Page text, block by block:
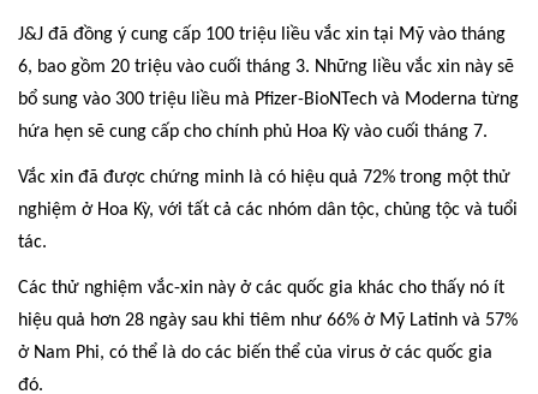
J&J đã đồng ý cung cấp 100 triệu liều vắc xin tại Mỹ vào tháng
6, bao gồm 20 triệu vào cuối tháng 3. Những liều vắc xin này sẽ
bổ sung vào 300 triệu liều mà Pfizer-BioNTech và Moderna từng
hứa hẹn sẽ cung cấp cho chính phủ Hoa Kỳ vào cuối tháng 7.
Vắc xin đã được chứng minh là có hiệu quả 72% trong một thử
nghiệm ở Hoa Kỳ, với tất cả các nhóm dân tộc, chủng tộc và tuổi
tác.
Các thử nghiệm vắc-xin này ở các quốc gia khác cho thấy nó ít
hiệu quả hơn 28 ngày sau khi tiêm như 66% ở Mỹ Latinh và 57%
ở Nam Phi, có thể là do các biến thể của virus ở các quốc gia
đó.